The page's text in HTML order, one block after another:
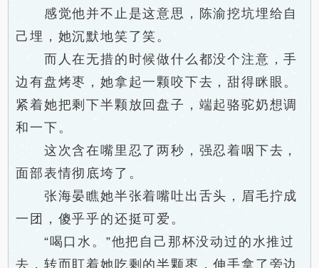
感觉他并不止是这意思，陈渝挖坑埋给自
己埋，她沉默地笑了笑。
而人在无措的时候做什么都没个注意，手
边有盘烤枣，她拿起一颗咬下去，甜得眯眼。
紧着她把剩下半颗放回盘子，端起骆驼奶想调
和一下。
这次含在嘴里忍了两秒，强忍着咽下去，
面部表情彻底垮了。
张海晏瞧她半张着嘴吐出舌头，眉毛拧成
一团，傻乎乎的还挺可爱。
“喝口水。”他把自己那杯没动过的水推过
去，转而盯着她吃剩的半颗枣，伸手拿了旁边